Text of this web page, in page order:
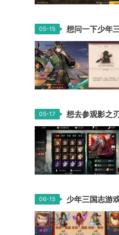
05-15 想问一下少年
05-17 想去参观影之
06-15 少年三国志游